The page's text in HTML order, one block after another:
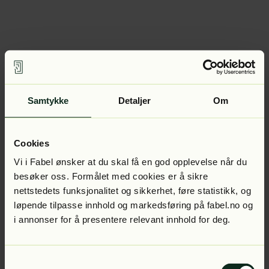
Samtykke Detaljer Om
Cookies
Vi i Fabel ønsker at du skal få en god opplevelse når du
besøker oss. Formålet med cookies er å sikre
nettstedets funksjonalitet og sikkerhet, føre statistikk, og
løpende tilpasse innhold og markedsføring på fabel.no og
i annonser for å presentere relevant innhold for deg.